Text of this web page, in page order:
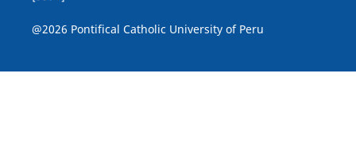
@2026 Pontifical Catholic University of Peru